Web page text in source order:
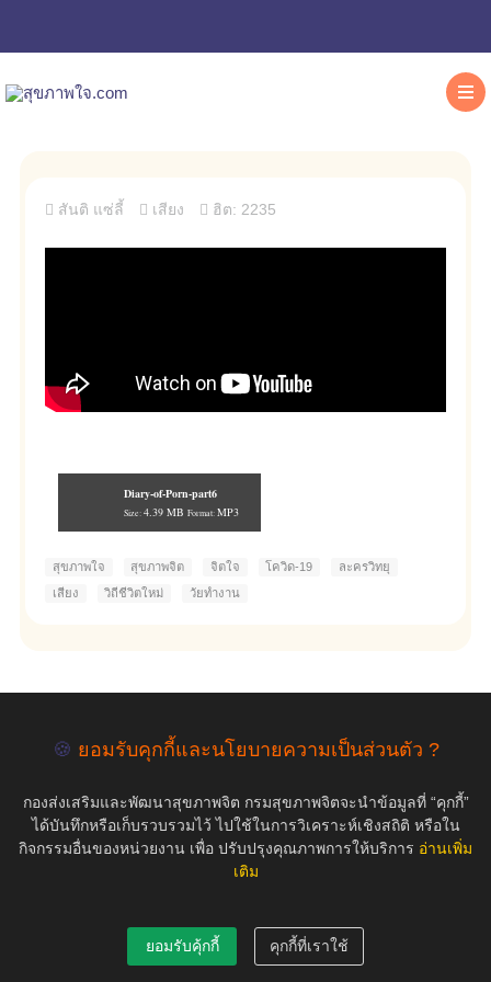
สันติ แซ่ลี้ เสียง ฮิต: 2235
Diary-of-Porn-part6
Size: 4.39 MB Format: MP3
สุขภาพใจ สุขภาพจิต จิตใจ โควิด-19
ละครวิทยุ
เสียง
วิถีชีวิตใหม่ วัยทำงาน
COPYRIGHT ©2019 สุขภาพใจ.com สงวนลิขสิทธิ์.
🍪 ยอมรับคุกกี้และนโยบายความเป็นส่วนตัว ?
กองส่งเสริมและพัฒนาสุขภาพจิต กรมสุขภาพจิตจะนำข้อมูลที่ “คุกกี้”
ได้บันทึกหรือเก็บรวบรวมไว้ ไปใช้ในการวิเคราะห์เชิงสถิติ หรือใน
กิจกรรมอื่นของหน่วยงาน เพื่อ ปรับปรุงคุณภาพการให้บริการ อ่านเพิ่ม
เติม
ยอมรับคุ้กกี้ คุกกี้ที่เราใช้